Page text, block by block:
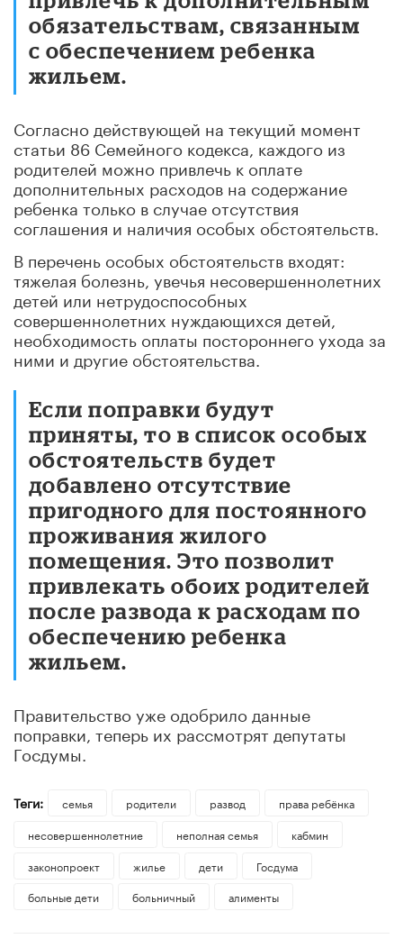
обязательствам, связанным
с обеспечением ребенка
жильем.
Согласно действующей на текущий момент
статьи 86 Семейного кодекса, каждого из
родителей можно привлечь к оплате
дополнительных расходов на содержание
ребенка только в случае отсутствия
соглашения и наличия особых обстоятельств.
В перечень особых обстоятельств входят:
тяжелая болезнь, увечья несовершеннолетних
детей или нетрудоспособных
совершеннолетних нуждающихся детей,
необходимость оплаты постороннего ухода за
ними и другие обстоятельства.
Если поправки будут
приняты, то в список особых
обстоятельств будет
добавлено отсутствие
пригодного для постоянного
проживания жилого
помещения. Это позволит
привлекать обоих родителей
после развода к расходам по
обеспечению ребенка
жильем.
Правительство уже одобрило данные
поправки, теперь их рассмотрят депутаты
Госдумы.
Теги: семья родители развод
права ребёнка
несовершеннолетние
неполная семья
кабмин
законопроект
жилье дети
Госдума
больные дети
больничный алименты